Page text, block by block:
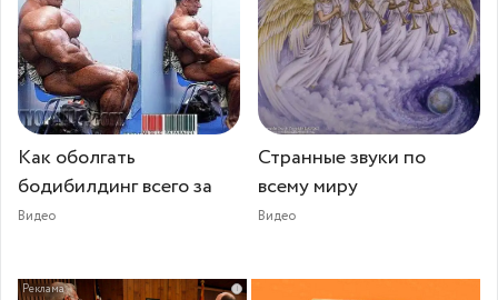
Как оболгать
бодибилдинг всего за
Видео
Странные звуки по
всему миру
Видео
i